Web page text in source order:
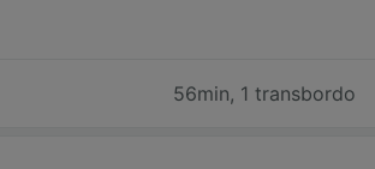
56min, 1 transbordo